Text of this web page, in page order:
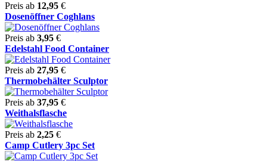
Preis ab 12,95 €
Dosenöffner Coghlans
Preis ab 3,95 €
Edelstahl Food Container
Preis ab 27,95 €
Thermobehälter Sculptor
Preis ab 37,95 €
Weithalsflasche
Preis ab 2,25 €
Camp Cutlery 3pc Set